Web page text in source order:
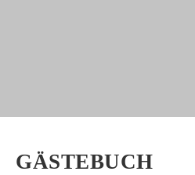
GÄSTEBUCH